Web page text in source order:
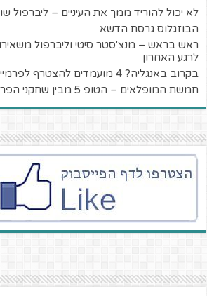
לא יכול להוריד ממך את העיניים – ליברפול
הבוזגלוס גרסת הדשא
ראש בראש – מנצ'סטר סיטי וליברפול
לרגע האחרון
בקרוב באנגליה? 4 מועמדים להצטרף לפרמייר ליג בינואר
חמשת המופלאים – הטופ 5 מבין שחקני הפריימרליג עד כה העונה